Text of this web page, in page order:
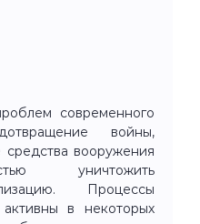
современного
войны,
средства вооружения
уничтожить
Процессы
в некоторых